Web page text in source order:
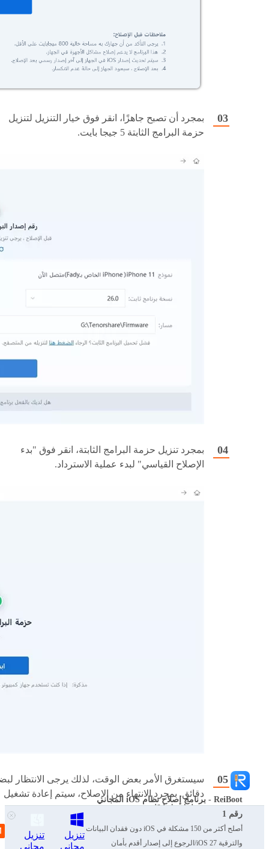
بمجرد أن تصبح جاهزًا، انقر فوق خيار التنزيل لتنزيل
حزمة البرامج الثابتة 5 جيجا بايت.
بمجرد تنزيل حزمة البرامج الثابتة، انقر فوق "بدء
الإصلاح القياسي" لبدء عملية الاسترداد.
سيستغرق الأمر بعض الوقت، لذلك يرجى الانتظار
دقائق. بمجرد الانتهاء من الإصلاح، سيتم إعادة تشغيل
جهازك تلقائيًا.
ReiBoot - برنامج إصلاح نظام iOS المجاني
رقم 1
أصلح أكثر من 150 مشكلة في iOS دون فقدان البيانات
والترقية iOS 27/الرجوع إلى إصدار أقدم بأمان
تنزيل
مجاني
تنزيل
مجاني